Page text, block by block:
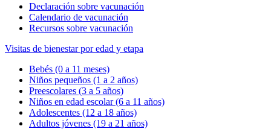
Declaración sobre vacunación
Calendario de vacunación
Recursos sobre vacunación
Visitas de bienestar por edad y etapa
Bebés (0 a 11 meses)
Niños pequeños (1 a 2 años)
Preescolares (3 a 5 años)
Niños en edad escolar (6 a 11 años)
Adolescentes (12 a 18 años)
Adultos jóvenes (19 a 21 años)